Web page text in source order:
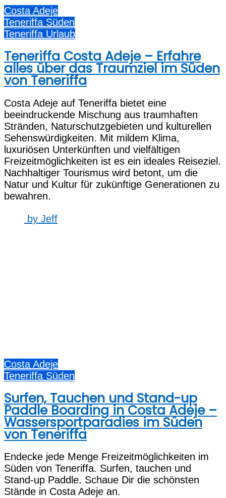
Costa Adeje
Teneriffa Süden
Teneriffa Urlaub
Teneriffa Costa Adeje – Erfahre
alles über das Traumziel im Süden
von Teneriffa
Costa Adeje auf Teneriffa bietet eine
beeindruckende Mischung aus traumhaften
Stränden, Naturschutzgebieten und kulturellen
Sehenswürdigkeiten. Mit mildem Klima,
luxuriösen Unterkünften und vielfältigen
Freizeitmöglichkeiten ist es ein ideales Reiseziel.
Nachhaltiger Tourismus wird betont, um die
Natur und Kultur für zukünftige Generationen zu
bewahren.
by Jeff
Costa Adeje
Teneriffa Süden
Surfen, Tauchen und Stand-up
Paddle Boarding in Costa Adeje –
Wassersportparadies im Süden
von Teneriffa
Endecke jede Menge Freizeitmöglichkeiten im
Süden von Teneriffa. Surfen, tauchen und
Stand-up Paddle. Schaue Dir die schönsten
Stände in Costa Adeje an.